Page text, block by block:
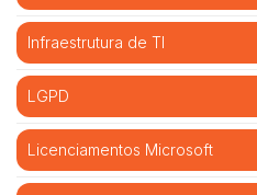
Infraestrutura de TI
LGPD
Licenciamentos Microsoft